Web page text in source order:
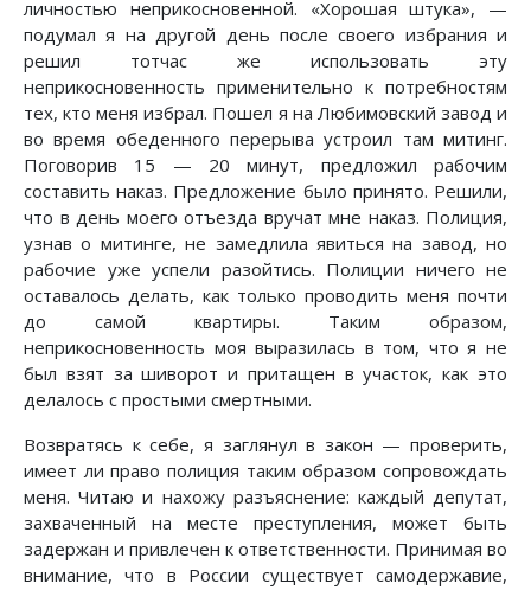
личностью неприкосновенной. «Хорошая штука», —
подумал я на другой день после своего избрания и
решил тотчас же использовать эту
неприкосновенность применительно к потребностям
тех, кто меня избрал. Пошел я на Любимовский завод и
во время обеденного перерыва устроил там митинг.
Поговорив 15 — 20 минут, предложил рабочим
составить наказ. Предложение было принято. Решили,
что в день моего отъезда вручат мне наказ. Полиция,
узнав о митинге, не замедлила явиться на завод, но
рабочие уже успели разойтись. Полиции ничего не
оставалось делать, как только проводить меня почти
до самой квартиры. Таким образом,
неприкосновенность моя выразилась в том, что я не
был взят за шиворот и притащен в участок, как это
делалось с простыми смертными.
Возвратясь к себе, я заглянул в закон — проверить,
имеет ли право полиция таким образом сопровождать
меня. Читаю и нахожу разъяснение: каждый депутат,
захваченный на месте преступления, может быть
задержан и привлечен к ответственности. Принимая во
внимание, что в России существует самодержавие,